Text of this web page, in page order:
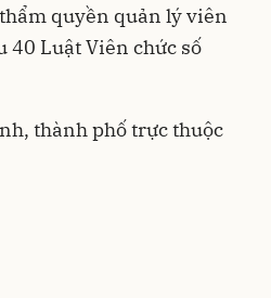
quyền quản lý viên
Luật Viên chức số
thành phố trực thuộc